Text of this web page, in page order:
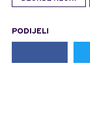
PODIJELI